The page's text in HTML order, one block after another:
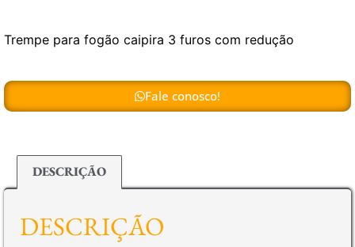
Trempe para fogão caipira 3 furos com redução
Fale conosco!
DESCRIÇÃO
DESCRIÇÃO